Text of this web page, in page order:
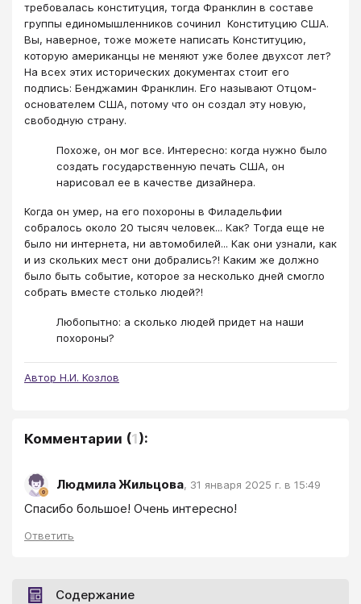
требовалась конституция, тогда Франклин в составе
группы единомышленников сочинил Конституцию США.
Вы, наверное, тоже можете написать Конституцию,
которую американцы не меняют уже более двухсот лет?
На всех этих исторических документах стоит его
подпись: Бенджамин Франклин. Его называют Отцом-
основателем США, потому что он создал эту новую,
свободную страну.
Похоже, он мог все. Интересно: когда нужно было
создать государственную печать США, он
нарисовал ее в качестве дизайнера.
Когда он умер, на его похороны в Филадельфии
собралось около 20 тысяч человек... Как? Тогда еще не
было ни интернета, ни автомобилей... Как они узнали, как
и из скольких мест они добрались?! Каким же должно
было быть событие, которое за несколько дней смогло
собрать вместе столько людей?!
Любопытно: а сколько людей придет на наши
похороны?
Автор Н.И. Козлов
Комментарии (1):
Людмила Жильцова, 31 января 2025 г. в 15:49
Спасибо большое! Очень интересно!
Ответить
Содержание